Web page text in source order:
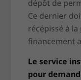
dépôt de
Ce dernier
récépissé à
financement
Le service
pour